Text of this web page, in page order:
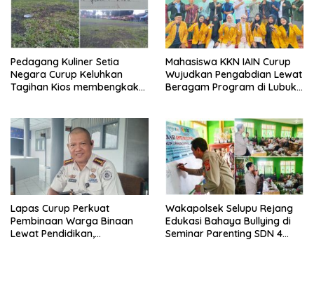
Pedagang Kuliner Setia
Negara Curup Keluhkan
Tagihan Kios membengkak
Mahasiswa KKN IAIN Curup
Wujudkan Pengabdian Lewat
Beragam Program di Lubuk
Lapas Curup Perkuat
Pembinaan Warga Binaan
Lewat Pendidikan,
Wakapolsek Selupu Rejang
Edukasi Bahaya Bullying di
Seminar Parenting SDN 4